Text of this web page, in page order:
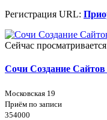
Регистрация URL:
Сейчас просматривается
Сочи Создание Сайтов
Московская 19
Приём по записи
354000